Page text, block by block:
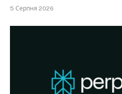
5 Серпня 2026